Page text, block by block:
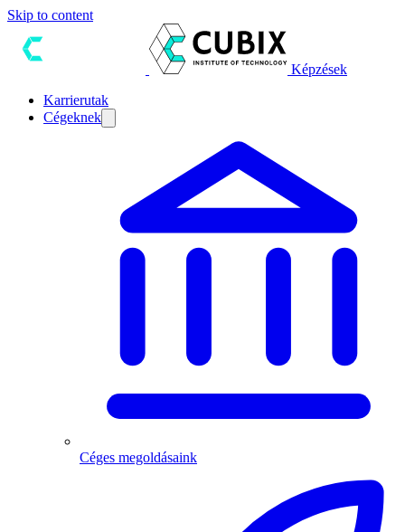
Skip to content
Képzések
Karrierutak
Cégeknek
Céges megoldásaink